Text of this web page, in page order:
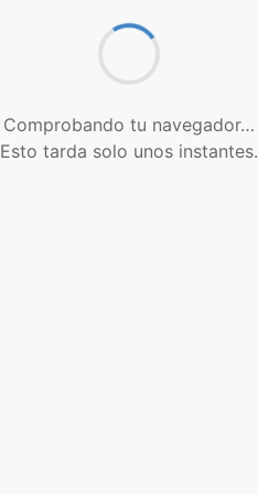
Comprobando tu navegador…
Esto tarda solo unos instantes.